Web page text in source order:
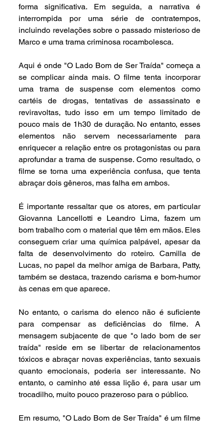
forma significativa. Em seguida, a narrativa é
interrompida por uma série de contratempos,
incluindo revelações sobre o passado misterioso de
Marco e uma trama criminosa rocambolesca.
Aqui é onde "O Lado Bom de Ser Traída" começa a
se complicar ainda mais. O filme tenta incorporar
uma trama de suspense com elementos como
cartéis de drogas, tentativas de assassinato e
reviravoltas, tudo isso em um tempo limitado de
pouco mais de 1h30 de duração. No entanto, esses
elementos não servem necessariamente para
enriquecer a relação entre os protagonistas ou para
aprofundar a trama de suspense. Como resultado, o
filme se torna uma experiência confusa, que tenta
abraçar dois gêneros, mas falha em ambos.
É importante ressaltar que os atores, em particular
Giovanna Lancellotti e Leandro Lima, fazem um
bom trabalho com o material que têm em mãos. Eles
conseguem criar uma química palpável, apesar da
falta de desenvolvimento do roteiro. Camilla de
Lucas, no papel da melhor amiga de Barbara, Patty,
também se destaca, trazendo carisma e bom-humor
às cenas em que aparece.
No entanto, o carisma do elenco não é suficiente
para compensar as deficiências do filme. A
mensagem subjacente de que "o lado bom de ser
traída" reside em se libertar de relacionamentos
tóxicos e abraçar novas experiências, tanto sexuais
quanto emocionais, poderia ser interessante. No
entanto, o caminho até essa lição é, para usar um
trocadilho, muito pouco prazeroso para o público.
Em resumo, "O Lado Bom de Ser Traída" é um filme